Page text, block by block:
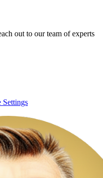
out to our team of experts
Settings